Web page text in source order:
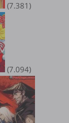
(7.381)
(7.094)